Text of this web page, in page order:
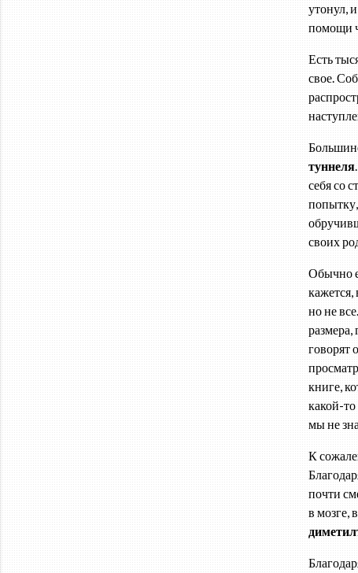
утонул,
помощи
Есть
свое.
туннеля
себя со
своих
Обычно
но не
размера,
говорят
книге,
какой-то
мы не
К
почти
в мозге,